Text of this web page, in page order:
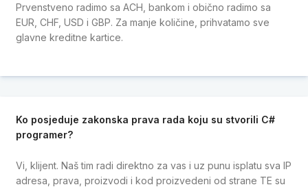
Prvenstveno radimo sa ACH, bankom i obično radimo sa
EUR, CHF, USD i GBP. Za manje količine, prihvatamo sve
glavne kreditne kartice.
Ko posjeduje zakonska prava rada koju su stvorili C#
programer?
Vi, klijent. Naš tim radi direktno za vas i uz punu isplatu sva IP
adresa, prava, proizvodi i kod proizvedeni od strane TE su